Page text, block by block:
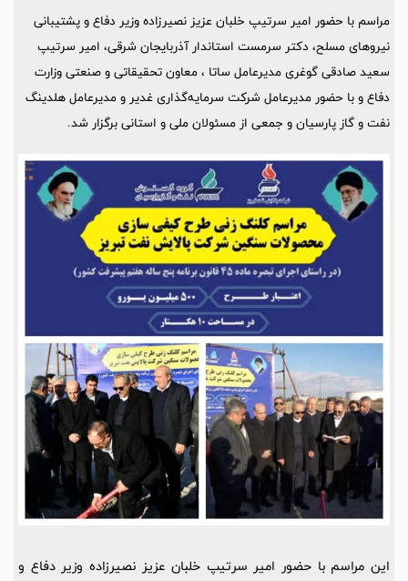
مراسم با حضور امیر سرتیپ خلبان عزیز نصیرزاده وزیر دفاع و پشتیبانی
نیروهای مسلح، دکتر سرمست استاندار آذربایجان شرقی، امیر سرتیپ
سعید صادقی گوغری مدیرعامل ساتا ، معاون تحقیقاتی و صنعتی وزارت
دفاع و با حضور مدیرعامل شرکت سرمایه‌گذاری غدیر و مدیرعامل هلدینگ
نفت و گاز پارسیان و جمعی از مسئولان ملی و استانی برگزار شد.
این مراسم با حضور امیر سرتیپ خلبان عزیز نصیرزاده وزیر دفاع و